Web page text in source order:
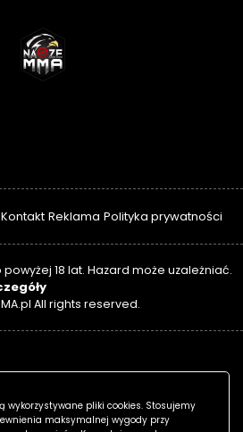
Kontakt Reklama Polityka prywatności
18 lat. Hazard może uzależniać.
All rights reserved.
wykorzystywane pliki cookies. Stosujemy
maksymalnej wygody przy